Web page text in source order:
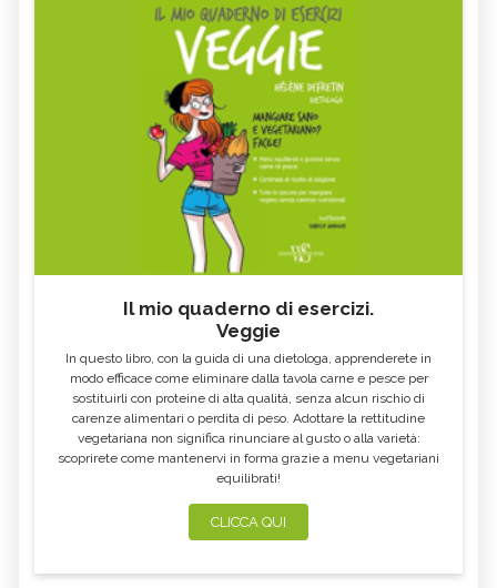
Il mio quaderno di esercizi.
Veggie
In questo libro, con la guida di una dietologa, apprenderete in
modo efficace come eliminare dalla tavola carne e pesce per
sostituirli con proteine di alta qualità, senza alcun rischio di
carenze alimentari o perdita di peso. Adottare la rettitudine
vegetariana non significa rinunciare al gusto o alla varietà:
scoprirete come mantenervi in forma grazie a menu vegetariani
equilibrati!
CLICCA QUI